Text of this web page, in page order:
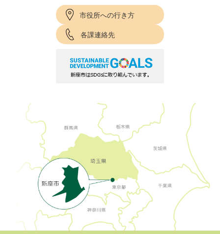
市役所への行き方
各課連絡先